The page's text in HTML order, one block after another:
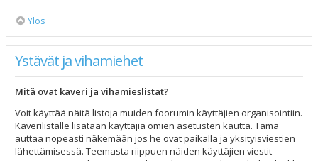
Ylös
Ystävät ja vihamiehet
Mitä ovat kaveri ja vihamieslistat?
Voit käyttää näitä listoja muiden foorumin käyttäjien organisointiin.
Kaverilistalle lisätään käyttäjiä omien asetusten kautta. Tämä
auttaa nopeasti näkemään jos he ovat paikalla ja yksityisviestien
lähettämisessä. Teemasta riippuen näiden käyttäjien viestit